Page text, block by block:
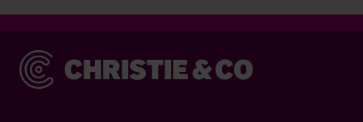
Christie & Co